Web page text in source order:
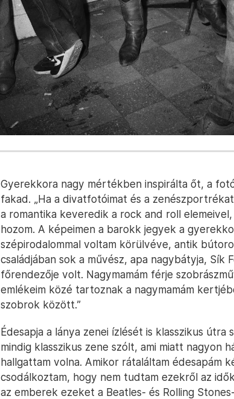
Gyerekkora nagy mértékben inspirálta őt, a
fakad. „Ha a divatfotóimat és a
a romantika keveredik a rock and roll
hozom. A képeimen a barokk jegyek a
szépirodalommal voltam körülvéve, antik
családjában sok a művész, apa nagybátyja, Sík
főrendezője volt. Nagymamám férje
emlékeim közé tartoznak a nagymamám
szobrok között.”
Édesapja a lánya zenei ízlését is klasszikus
mindig klasszikus zene szólt, ami miatt nagyon
hallgattam volna. Amikor rátaláltam édesapám
csodálkoztam, hogy nem tudtam ezekről az
az emberek ezeket a Beatles- és Rolling